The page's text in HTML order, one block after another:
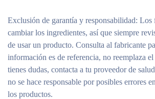
Exclusión de garantía y responsabilidad: Los
cambiar los ingredientes, así que siempre
de usar un producto. Consulta al fabricante
información es de referencia, no reemplaza
tienes dudas, contacta a tu proveedor de
no se hace responsable por posibles errores
los productos.